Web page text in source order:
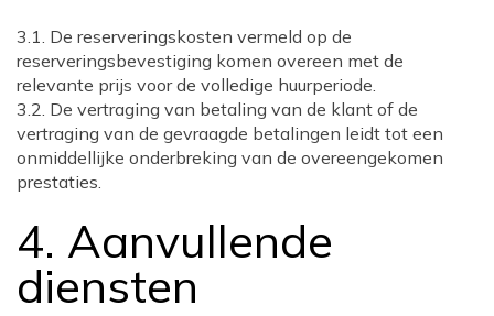
3.1. De reserveringskosten vermeld op de
reserveringsbevestiging komen overeen met de
relevante prijs voor de volledige huurperiode.
3.2. De vertraging van betaling van de klant of de
vertraging van de gevraagde betalingen leidt tot een
onmiddellijke onderbreking van de overeengekomen
prestaties.
4. Aanvullende
diensten